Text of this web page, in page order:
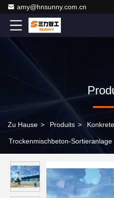
amy@hnsunny.com.cn
Zu Hause > Produits >
Trockenmischbeton-